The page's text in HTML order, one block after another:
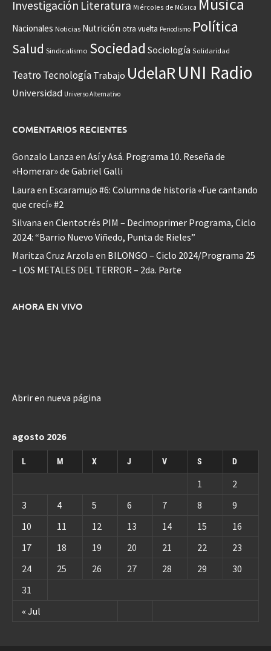
Investigación Literatura Miércoles de Música Música
Nacionales Noticias Nutrición otra vuelta Periodismo Política
Salud Sindicalismo Sociedad Sociología Solidaridad
Teatro Tecnología Trabajo UdelaRUNI Radio
Universidad Universo Alternativo
COMENTARIOS RECIENTES
Gonzalo Lanza en Así y Asá. Programa 10. Reseña de
«Homerar» de Gabriel Galli
Laura en Escaramujo #6: Columna de historia «Fue cantando
que crecí» #2
Silvana en Cientotrés PIM – Decimoprimer Programa, Ciclo
2024: “Barrio Nuevo Viñedo, Punta de Rieles”
Maritza Cruz Arzola en BILONGO – Ciclo 2024/Programa 25
– LOS METALES DEL TERROR – 2da. Parte
AHORA EN VIVO
Abrir en nueva página
agosto 2026
L M X J V S D
« Jul
1
2
3
4 5 6 7 8
9
10
11 12 13 14 15
16
17
18 19 20 21 22
23
24
25 26 27 28 29
30
31